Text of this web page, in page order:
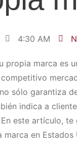
4:30 AM
propia marca es
sólo garantiza
indica a
este artículo,
en Estados